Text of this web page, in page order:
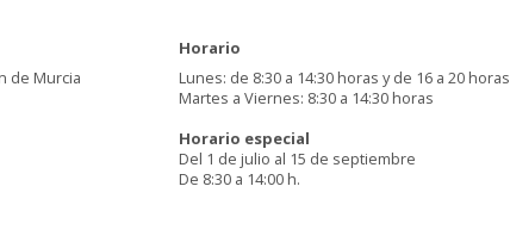
de Murcia
Horario
Lunes: de 8:30 a 14:30 horas y de 16 a 20 horas
Martes a Viernes: 8:30 a 14:30 horas
Horario especial
Del 1 de julio al 15 de septiembre
De 8:30 a 14:00 h.